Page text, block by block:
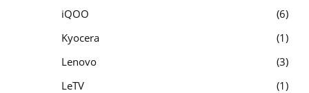
iQOO
6
Kyocera
1
Lenovo
3
LeTV
1